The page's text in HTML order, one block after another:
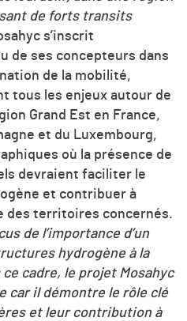
de forts transits
s’inscrit
de ses concepteurs dans
de la mobilité,
tous les enjeux autour de
Grand Est en France,
et du Luxembourg,
où la présence de
devraient faciliter le
et contribuer à
des territoires concernés.
de l’importance d’un
hydrogène à la
cadre, le projet Mosahyc
car il démontre le rôle clé
et leur contribution à